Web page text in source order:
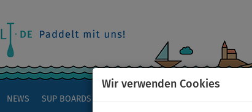
Wir verwenden Cookies
NEWS SUP BOARDS